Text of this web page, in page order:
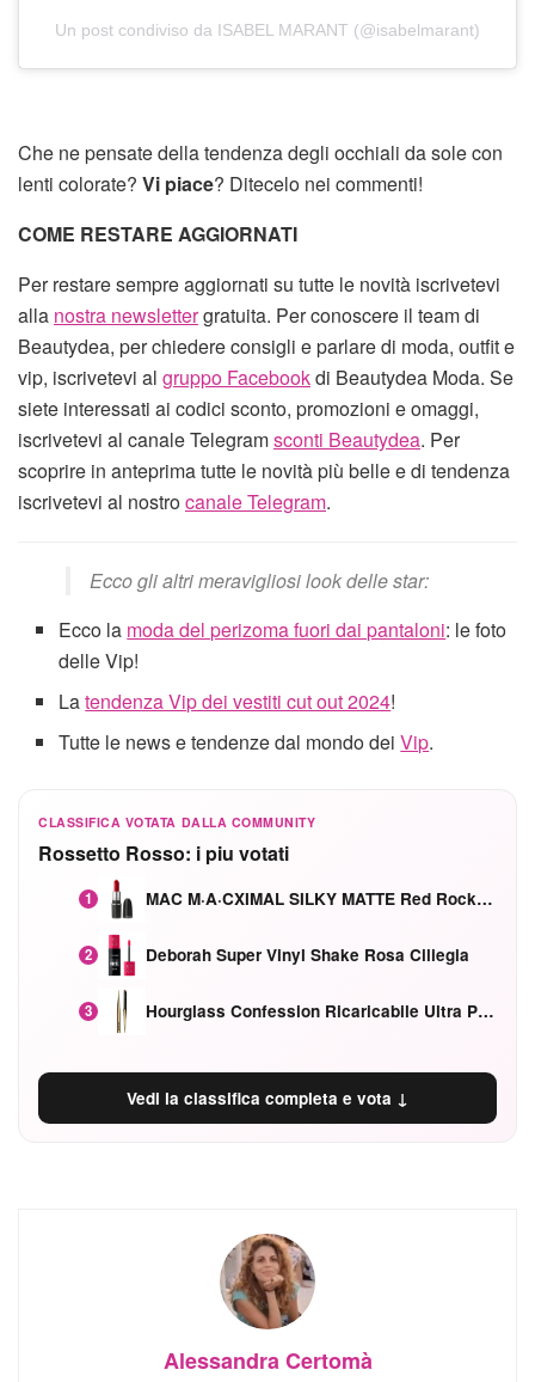
Un post condiviso da ISABEL MARANT (@isabelmarant)
Che ne pensate della tendenza degli occhiali da sole con
lenti colorate? Vi piace? Ditecelo nei commenti!
COME RESTARE AGGIORNATI
Per restare sempre aggiornati su tutte le novità iscrivetevi
alla nostra newslettergratuita. Per conoscere il team di
Beautydea, per chiedere consigli e parlare di moda, outfit e
vip, iscrivetevi al gruppo Facebookdi Beautydea Moda. Se
siete interessati ai codici sconto, promozioni e omaggi,
iscrivetevi al canale Telegramsconti Beautydea. Per
scoprire in anteprima tutte le novità più belle e di tendenza
iscrivetevi al nostrocanale Telegram.
Ecco gli altri meravigliosi look delle star:
Ecco la moda del perizoma fuori dai pantaloni: le foto
delle Vip!
Latendenza Vip dei vestiti cut out 2024!
Tutte le news e tendenze dal mondo deiVip.
CLASSIFICA VOTATA DALLA COMMUNITY
Rossetto Rosso: i piu votati
1 MAC M·A·CXIMAL SILKY MATTE Red Rock mat
2 Deborah Super Vinyl Shake Rosa Ciliegia
3 Hourglass Confession Ricaricabile Ultra Preciso Ad Alta Intensità Secretly Classic Red
Vedi la classifica completa e vota ↓
Alessandra Certomà